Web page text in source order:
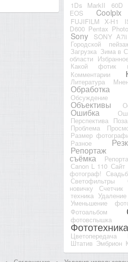
1Ds MarkII 60D
EOS
Coolpix
FUJIFILM X-H1
D600 Pentax
Sony SONY A7ii
Городской
Загрузка Зима в
области
Какой фотик
Комментарии
Литература
Обработка
Обсуждение
Объективы
Ошибка
Перспектива Поза
Проблема
Размер
Разное
Репортаж
съёмка
Сanon L 110 Сайт
фотограф!
Светофильтры
новичку Счетчик
техника
Уменьшение
Фотоальбом
фотовспышка
Фототехника
Цветопередача
Штатив Эмбрион